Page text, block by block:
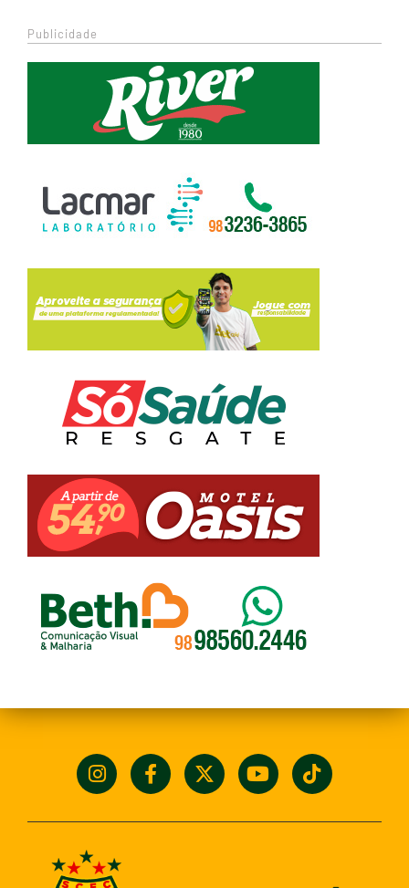
Publicidade